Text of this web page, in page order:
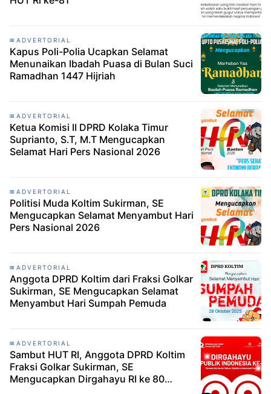
ADVERTORIAL
Kapus Poli-Polia Ucapkan Selamat
Menunaikan Ibadah Puasa di Bulan Suci
Ramadhan 1447 Hijriah
ADVERTORIAL
Ketua Komisi II DPRD Kolaka Timur
Suprianto, S.T, M.T Mengucapkan
Selamat Hari Pers Nasional 2026
ADVERTORIAL
Politisi Muda Koltim Sukirman, SE
Mengucapkan Selamat Menyambut Hari
Pers Nasional 2026
ADVERTORIAL
Anggota DPRD Koltim dari Fraksi Golkar
Sukirman, SE Mengucapkan Selamat
Menyambut Hari Sumpah Pemuda
ADVERTORIAL
Sambut HUT RI, Anggota DPRD Koltim
Fraksi Golkar Sukirman, SE
Mengucapkan Dirgahayu RI ke 80